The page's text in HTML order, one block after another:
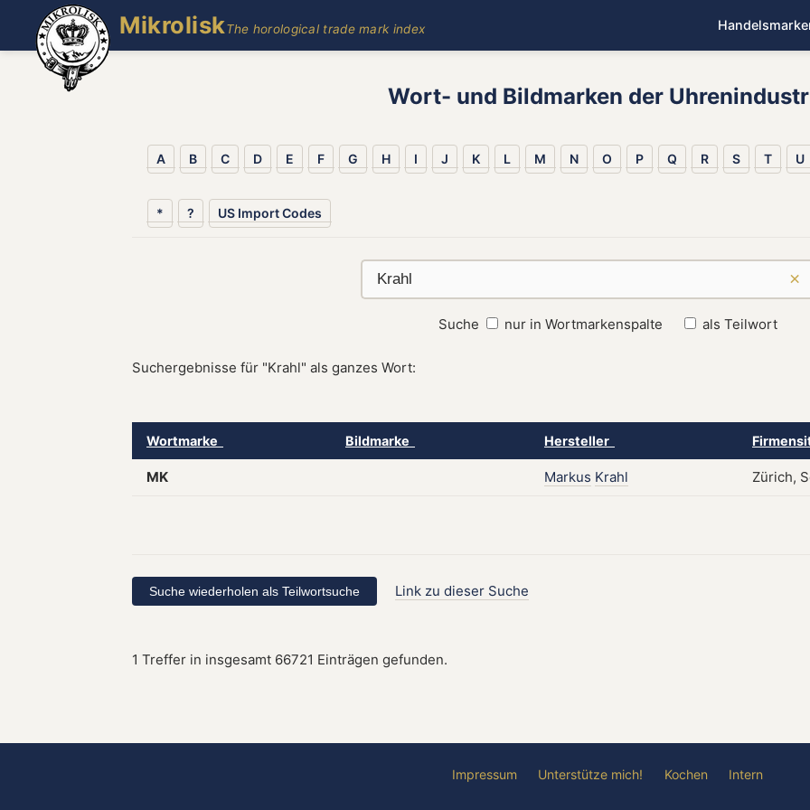
MikroliskThe horological trade mark index
Wort- und Bildmarken der
A B C D E F G H I J K L M N O P Q R S T U
* ? US Import Codes
×
Suche nur in Wortmarkenspalte als Teilwort
Suchergebnisse für "Krahl" als ganzes Wort:
Wortmarke Bildmarke Hersteller
MK Markus Krahl Zürich,
Link zu dieser Suche
1 Treffer in insgesamt 66721 Einträgen gefunden.
Impressum Unterstütze mich! Kochen Intern